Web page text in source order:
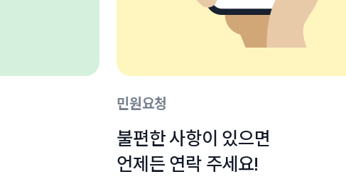
민원요청
불편한 사항이 있으면
언제든 연락 주세요!